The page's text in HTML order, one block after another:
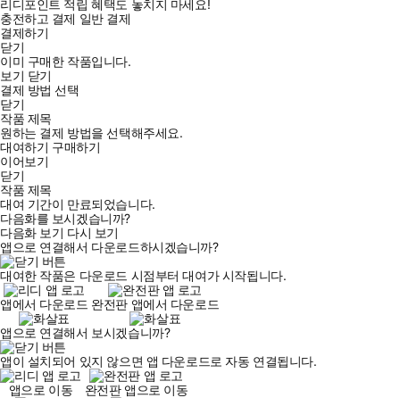
리디포인트 적립 혜택도 놓치지 마세요!
충전하고 결제 일반 결제
결제하기
닫기
이미 구매한 작품입니다.
보기 닫기
결제 방법 선택
닫기
작품 제목
원하는 결제 방법을 선택해주세요.
대여하기 구매하기
이어보기
닫기
작품 제목
대여 기간이 만료되었습니다.
다음화를 보시겠습니까?
다음화 보기 다시 보기
앱으로 연결해서 다운로드하시겠습니까?
대여한 작품은 다운로드 시점부터 대여가 시작됩니다.
앱에서 다운로드 완전판 앱에서 다운로드
앱으로 연결해서 보시겠습니까?
앱이 설치되어 있지 않으면 앱 다운로드로 자동 연결됩니다.
앱으로 이동
완전판 앱으로 이동